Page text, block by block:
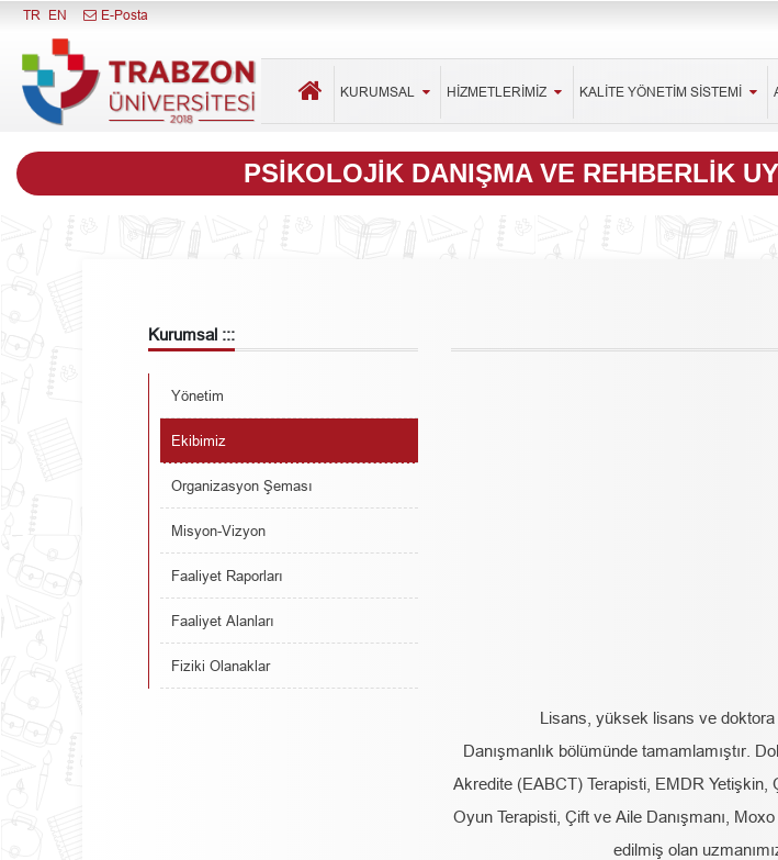
Menüyü Kapat
TR EN E-Posta
KURUMSAL HİZMETLERİMİZ KALİTE YÖNETİM SİSTEMİ
PSIKOLOJIK DANIŞMA VE REHBERLIK
Kurumsal :::
Yönetim
Ekibimiz
Organizasyon Şeması
Misyon-Vizyon
Faaliyet Raporları
Faaliyet Alanları
Fiziki Olanaklar
Lisans, yüksek lisans ve
Danışmanlık bölümünde tamamlamıştır.
Akredite (EABCT) Terapisti, EMDR
Oyun Terapisti, Çift ve Aile Danışmanı,
edilmiş olan